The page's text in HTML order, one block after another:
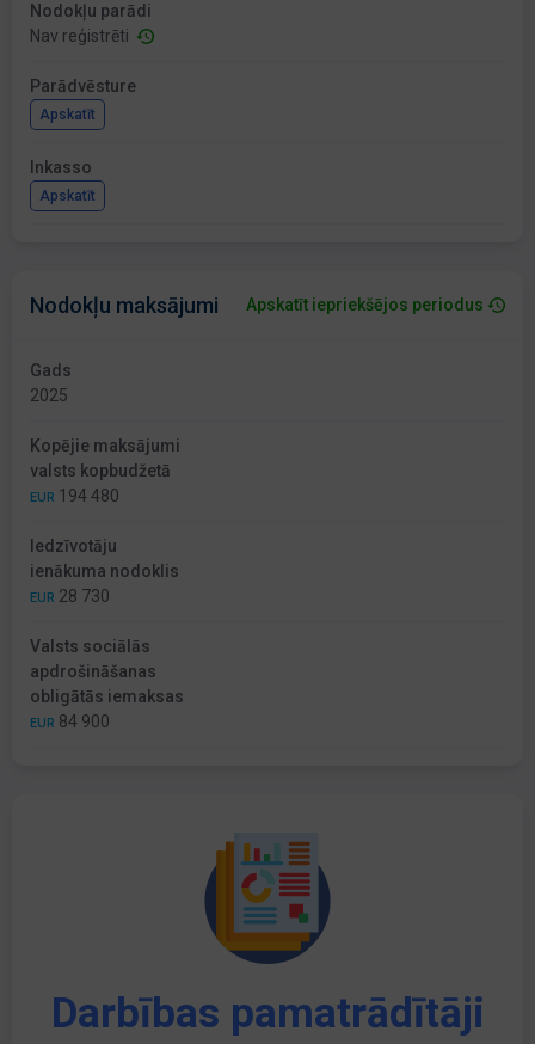
Nodokļu parādi
Nav reģistrēti
Parādvēsture
Apskatīt
Inkasso
Apskatīt
Nodokļu maksājumi Apskatīt iepriekšējos periodus
Gads
2025
Kopējie maksājumi
valsts kopbudžetā
EUR 194 480
Iedzīvotāju
ienākuma nodoklis
EUR 28 730
Valsts sociālās
apdrošināšanas
obligātās iemaksas
EUR 84 900
Darbības pamatrādītāji